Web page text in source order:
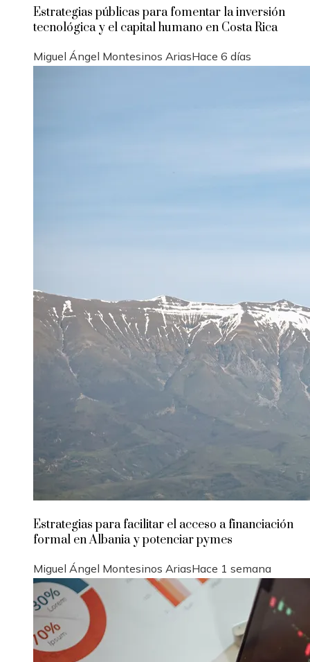
Estrategias públicas para fomentar la inversión
tecnológica y el capital humano en Costa Rica
Miguel Ángel Montesinos AriasHace 6 días
Estrategias para facilitar el acceso a financiación
formal en Albania y potenciar pymes
Miguel Ángel Montesinos AriasHace 1 semana